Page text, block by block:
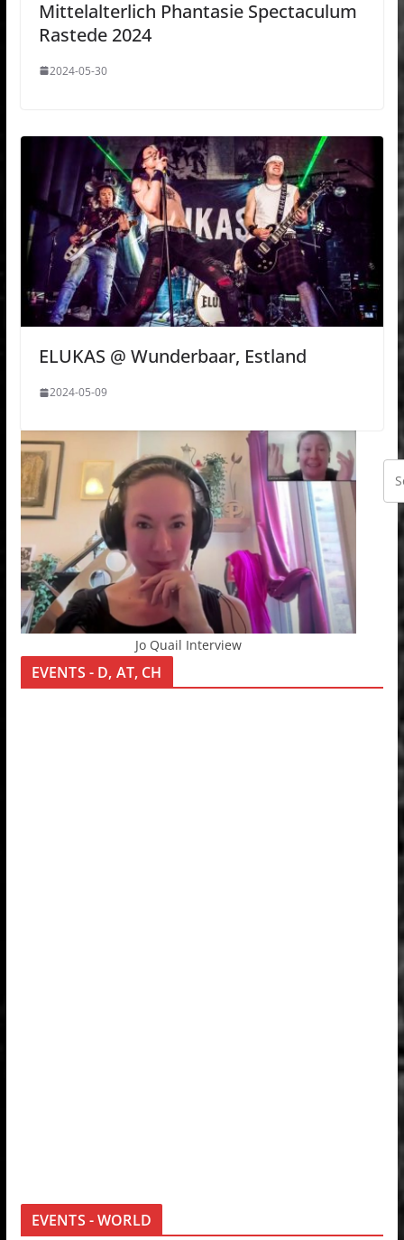
Mittelalterlich Phantasie Spectaculum
Rastede 2024
2024-05-30
ELUKAS @ Wunderbaar, Estland
2024-05-09
Jo Quail Interview
EVENTS - D, AT, CH
EVENTS - WORLD